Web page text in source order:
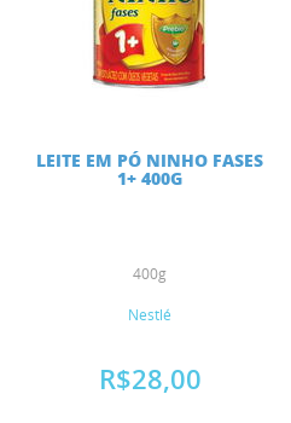
LEITE EM PÓ NINHO FASES
1+ 400G
400g
Nestlé
R$28,00